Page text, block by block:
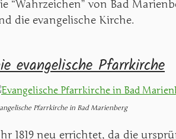
“Wahrzeichen” von Bad
die evangelische Kirche.
evangelische Pfarrkirche
Pfarrkirche in Bad Marienberg
1819 neu errichtet, da die